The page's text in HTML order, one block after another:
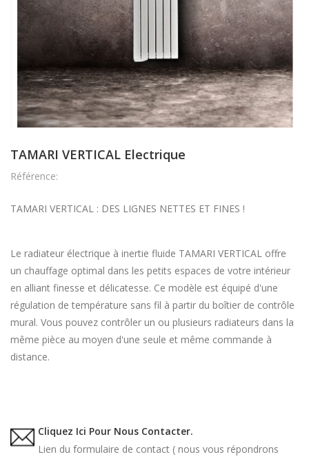
TAMARI VERTICAL Electrique
Référence:
TAMARI VERTICAL : DES LIGNES NETTES ET FINES !
Le radiateur électrique à inertie fluide TAMARI VERTICAL offre
un chauffage optimal dans les petits espaces de votre intérieur
en alliant finesse et délicatesse. Ce modèle est équipé d'une
régulation de température sans fil à partir du boîtier de contrôle
mural. Vous pouvez contrôler un ou plusieurs radiateurs dans la
même pièce au moyen d'une seule et même commande à
distance.
Cliquez Ici Pour Nous Contacter.
Lien du formulaire de contact ( nous vous répondrons